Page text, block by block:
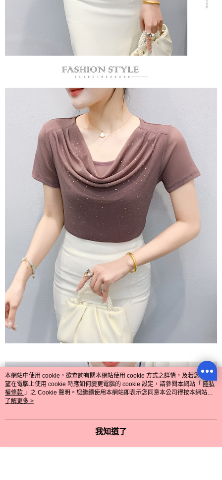
本網站中使用 cookie，欲查詢有關本網站使用 cookie 方式之詳情，及若您不希
望在電腦上使用 cookie 時應如何變更電腦的 cookie 設定，請參閱本網站「 隱私
權條款 」之 Cookie 聲明。您繼續使用本網站即表示您同意本公司得按本網站使
用條款之 Cookie 聲明使用 cookie。
了解更多 >
我知道了